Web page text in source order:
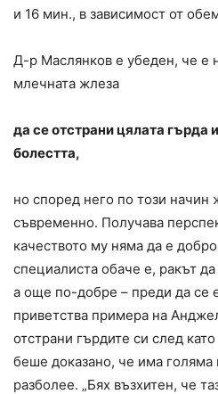
и 16 мин., в зависимост от
Д-р Маслянков е убеден, че е
млечната жлеза
да се отстрани цялата гърда
болестта,
но според него по този начин
съвременно. Получава
качеството му няма да е
специалиста обаче е, ракът
а още по-добре – преди да се
приветства примера на
отстрани гърдите си след
беше доказано, че има голяма
разболее. „Бях възхитен, че